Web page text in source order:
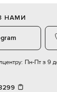
НАМИ
Пн-Пт з 9